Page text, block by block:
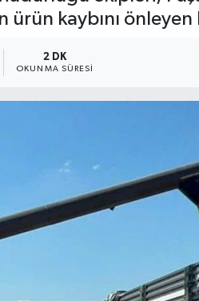
ürün kaybını
2 DK
OKUNMA SÜRESI